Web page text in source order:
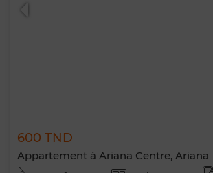
600 TND
Appartement à Ariana Centre, Ariana